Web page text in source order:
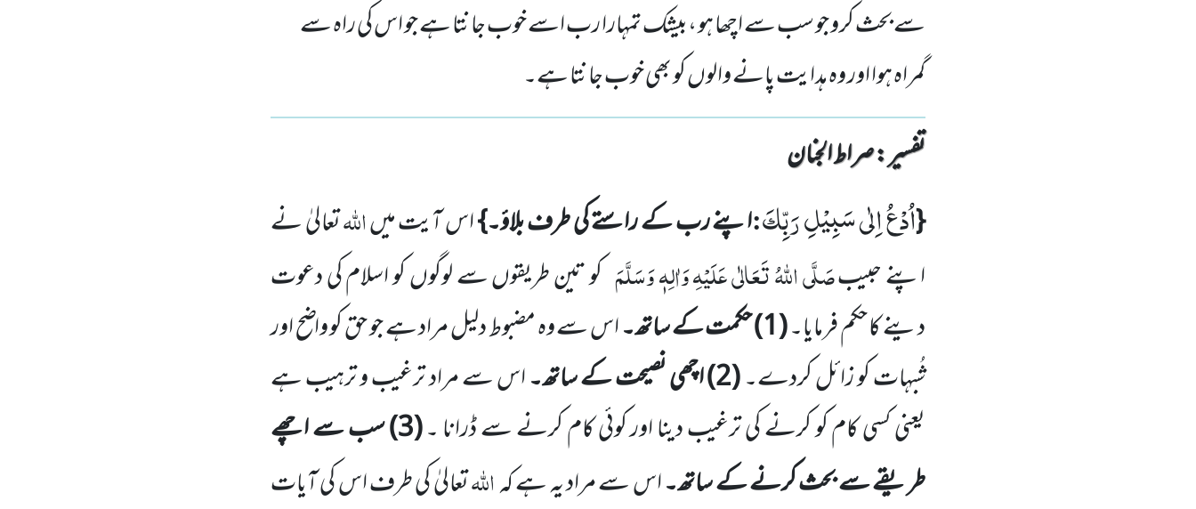
سے بحث کرو جو سب سے اچھا ہو ،بیشک تمہارا رب اسے خوب جانتا ہے جو اس کی راہ سے
گمراہ ہوا اور وہ ہدایت پانے والوں کو بھی خوب جانتا ہے۔
تفسیر : ‎صراط الجنان
{اُدْعُ اِلٰى سَبِیْلِ رَبِّكَ:اپنے رب کے راستے کی طرف بلاؤ۔}اس آیت میںاللّٰہتعالیٰ نے
اپنے حبیبصَلَّی اللّٰہُ تَعَالٰی عَلَیْہِ وَاٰلِہٖ وَسَلَّمَ کو تین طریقوں سے لوگوں کو اسلام کی دعوت
دینے کا حکم فرمایا۔(1) حکمت کے ساتھ۔اس سے وہ مضبوط دلیل مراد ہے جو حق کو واضح اور
شُبہات کو زائل کردے۔(2) اچھی نصیحت کے ساتھ۔اس سے مراد ترغیب و ترہیب ہے
یعنی کسی کام کو کرنے کی ترغیب دینا اور کوئی کام کرنے سے ڈرانا ۔(3) سب سے اچھے
طریقے سے بحث کرنے کے ساتھ۔اس سے مراد یہ ہے کہاللّٰہتعالیٰ کی طرف اس کی آیات